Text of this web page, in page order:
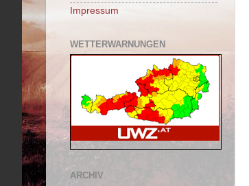
Impressum
WETTERWARNUNGEN
ARCHIV